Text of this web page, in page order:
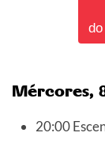
Mércores,
20:00